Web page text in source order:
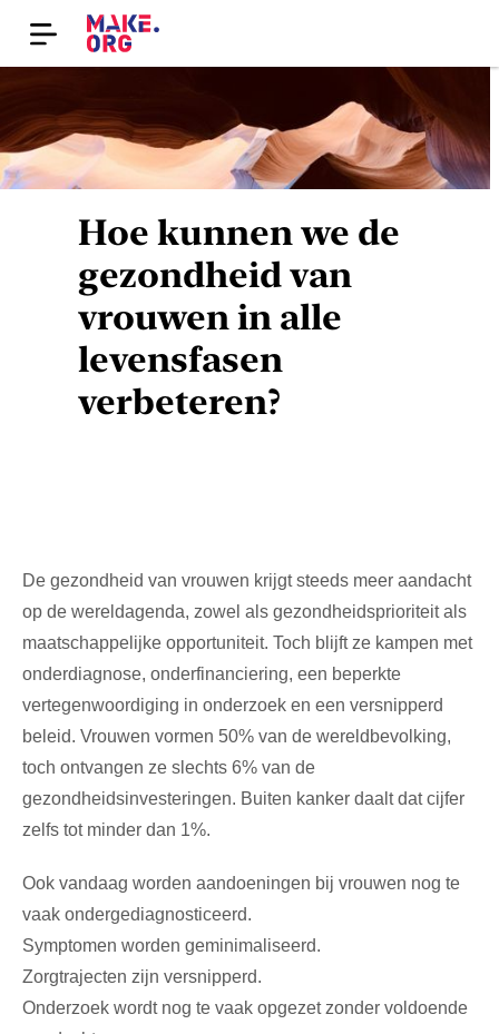
Hoe kunnen we de
gezondheid van
vrouwen in alle
levensfasen
verbeteren?
De gezondheid van vrouwen krijgt steeds meer aandacht
op de wereldagenda, zowel als gezondheidsprioriteit als
maatschappelijke opportuniteit. Toch blijft ze kampen met
onderdiagnose, onderfinanciering, een beperkte
vertegenwoordiging in onderzoek en een versnipperd
beleid. Vrouwen vormen 50% van de wereldbevolking,
toch ontvangen ze slechts 6% van de
gezondheidsinvesteringen. Buiten kanker daalt dat cijfer
zelfs tot minder dan 1%.
Ook vandaag worden aandoeningen bij vrouwen nog te
vaak ondergediagnosticeerd.
Symptomen worden geminimaliseerd.
Zorgtrajecten zijn versnipperd.
Onderzoek wordt nog te vaak opgezet zonder voldoende